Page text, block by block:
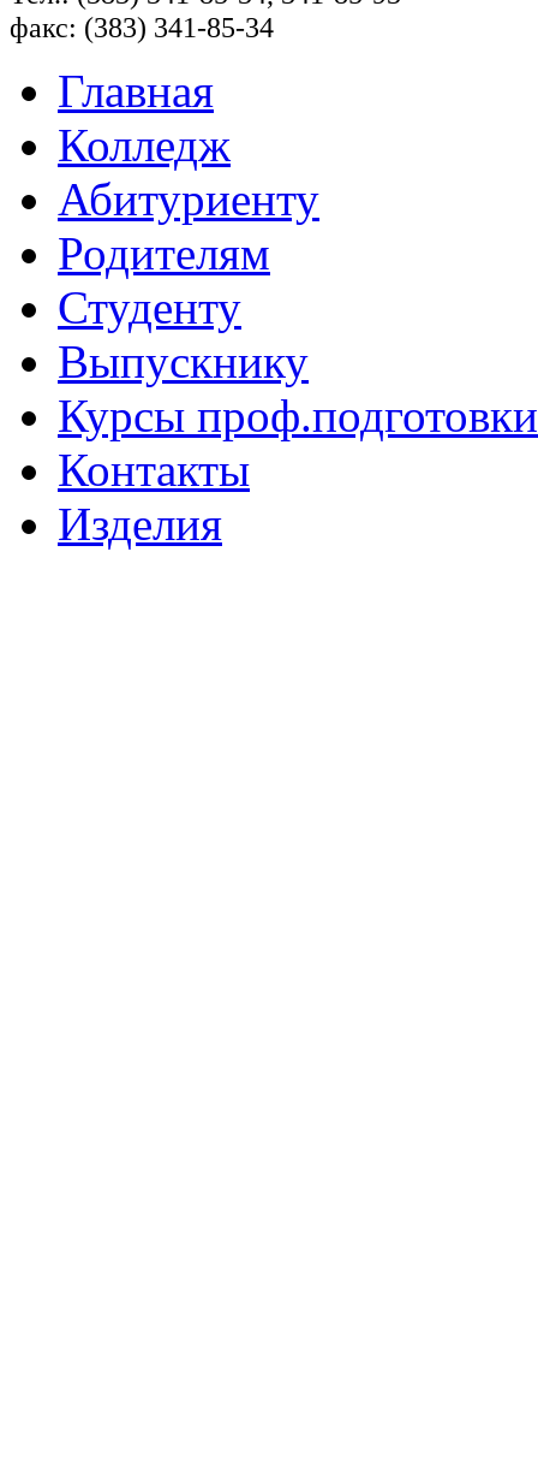
факс: (383) 341-85-34
Главная
Колледж
Абитуриенту
Родителям
Студенту
Выпускнику
Курсы проф.подготовки
Контакты
Изделия